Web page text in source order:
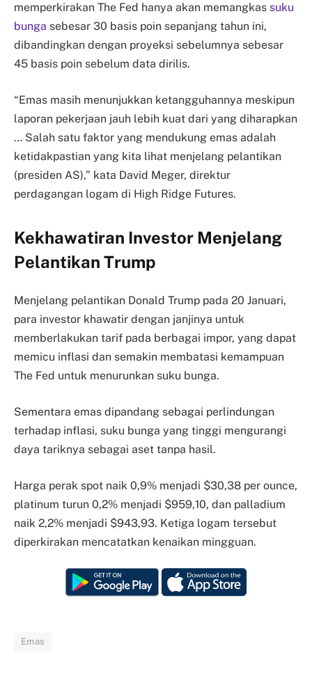
memperkirakan The Fed hanya akan memangkas suku
bunga sebesar 30 basis poin sepanjang tahun ini,
dibandingkan dengan proyeksi sebelumnya sebesar
45 basis poin sebelum data dirilis.
“Emas masih menunjukkan ketangguhannya meskipun
laporan pekerjaan jauh lebih kuat dari yang diharapkan
… Salah satu faktor yang mendukung emas adalah
ketidakpastian yang kita lihat menjelang pelantikan
(presiden AS),” kata David Meger, direktur
perdagangan logam di High Ridge Futures.
Kekhawatiran Investor Menjelang
Pelantikan Trump
Menjelang pelantikan Donald Trump pada 20 Januari,
para investor khawatir dengan janjinya untuk
memberlakukan tarif pada berbagai impor, yang dapat
memicu inflasi dan semakin membatasi kemampuan
The Fed untuk menurunkan suku bunga.
Sementara emas dipandang sebagai perlindungan
terhadap inflasi, suku bunga yang tinggi mengurangi
daya tariknya sebagai aset tanpa hasil.
Harga perak spot naik 0,9% menjadi $30,38 per ounce,
platinum turun 0,2% menjadi $959,10, dan palladium
naik 2,2% menjadi $943,93. Ketiga logam tersebut
diperkirakan mencatatkan kenaikan mingguan.
Emas